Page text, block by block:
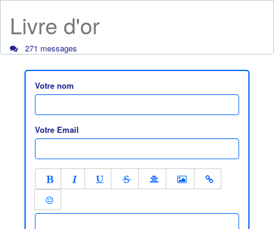
Livre d'or
271 messages
Votre nom
Votre Email